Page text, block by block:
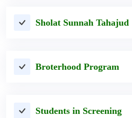
Sholat Sunnah Tahajud
Broterhood Program
Students in Screening